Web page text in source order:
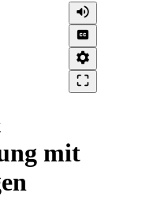
volume_up
closed_caption
settings
crop_free
mit